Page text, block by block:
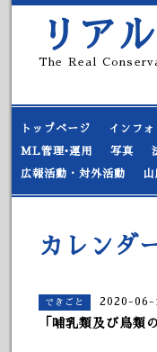
リア
The Real
トップページ インフ
ML管理•運用 写真
広報活動・対外活動
カレンダ
できごと 2020-
「哺乳類及び鳥